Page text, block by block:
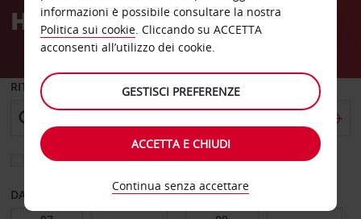
Heathrow T. 2-4 (LHR)
RITIRO DA
Scegli una località di riconsegna diversa
DAL GIORNO AL GIORNO
informazioni è possibile consultare la nostra
Politica sui cookie. Cliccando su ACCETTA
acconsenti all’utilizzo dei cookie.
GESTISCI PREFERENZE
ACCETTA E CHIUDI
Continua senza accettare